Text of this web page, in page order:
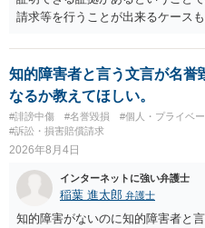
請求等を行うことが出来るケース
に個別に相談されると良いでしょ
知的障害者と言う文言が名誉
なるか教えてほしい。
#誹謗中傷 #名誉毀損 #個人・プライベー
#訴訟・損害賠償請求
2026年8月4日
インターネットに強い弁護士
稲葉 進太郎 弁護士
知的障害がないのに知的障害者と